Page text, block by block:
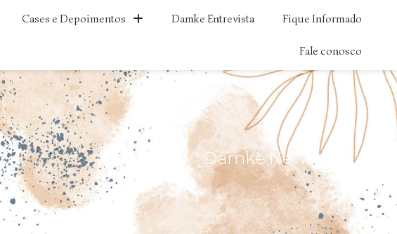
Cases e Depoimentos Damke Entrevista Fique Informado
Fale conosco
Damke News